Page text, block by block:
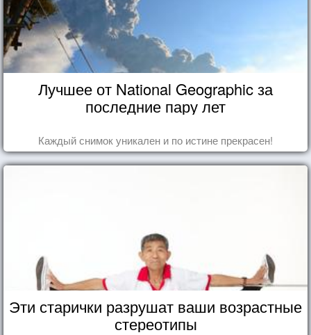
Лучшее от National Geographic за
последние пару лет
Каждый снимок уникален и по истине прекрасен!
Эти старички разрушат ваши возрастные
стереотипы